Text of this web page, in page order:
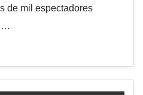
de mil espectadores